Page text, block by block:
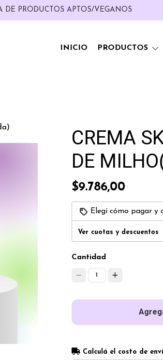
DE PRODUCTOS APTOS/VEGANOS
INICIO PRODUCTOS
CREMA
DE
$9.786,00
Elegí cómo pagar y
Ver cuotas y descuentos
Cantidad
1
Calculá el costo de